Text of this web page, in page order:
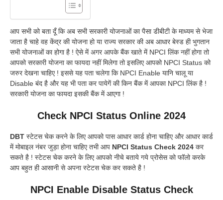
आप सभी को बता दूँ कि अब सभी सरकारी योजनाओं का पैसा डीबीटी के माध्यम से भेजा
जाता है चाहे वह केंद्र की योजना हो या राज्य सरकार की अब आधार बेस्ड ही भुगतान
सभी योजनाओं का होगा है ! ऐसे में अगर आपके बैंक खाते में NPCI लिंक नहीं होगा तो
आपको सरकारी योजना का फायदा नहीं मिलेगा तो इसलिए आपको NPCI Status को
जरुर देखना चाहिए ! इससे यह पता चलेगा कि NPCI Enable यानि चालू या
Disable बंद है और यह भी पता कर पायेगें की किन बैंक में आपका NPCI लिंक है !
सरकारी योजना का फायदा इसकी बैंक में आएगा !
Check NPCI Status Online 2024
DBT स्टेटस चेक करने के लिए आपको पास आधार कार्ड होना चाहिए और आधार कार्ड
में मोबाइल नंबर जुड़ा होना चाहिए तभी आप NPCI Status Check 2024 कर
सकते है ! स्टेटस चेक करने के लिए आपको नीचे बताये गये प्रोसेस को फॉलो करके
आप बहुत ही आसानी से अपना स्टेटस चेक कर सकते है !
NPCI Enable Disable Status Check